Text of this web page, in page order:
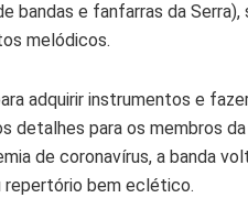
bandas e fanfarras da
melódicos.
adquirir instrumentos e
detalhes para os membros
de coronavírus, a banda
repertório bem eclético.